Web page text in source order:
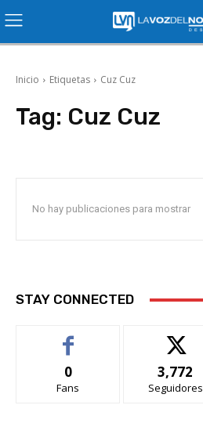
Inicio Etiquetas Cuz Cuz
Tag: Cuz Cuz
No hay publicaciones para mostrar
STAY CONNECTED
0
Fans
3,772
Seguidores